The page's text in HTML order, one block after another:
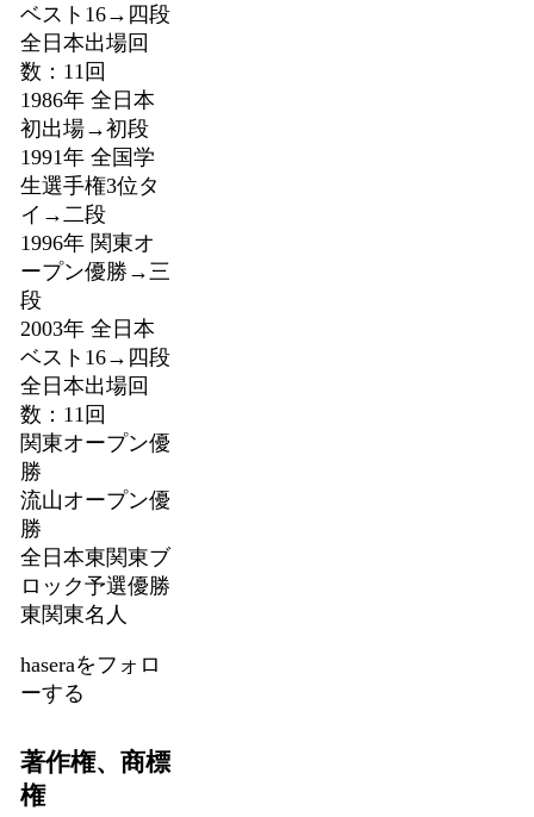
ベスト16→四段
全日本出場回
数：11回
1986年 全日本
初出場→初段
1991年 全国学
生選手権3位タ
イ→二段
1996年 関東オ
ープン優勝→三
段
2003年 全日本
ベスト16→四段
全日本出場回
数：11回
関東オープン優
勝
流山オープン優
勝
全日本東関東ブ
ロック予選優勝
東関東名人
haseraをフォロ
ーする
著作権、商標
権